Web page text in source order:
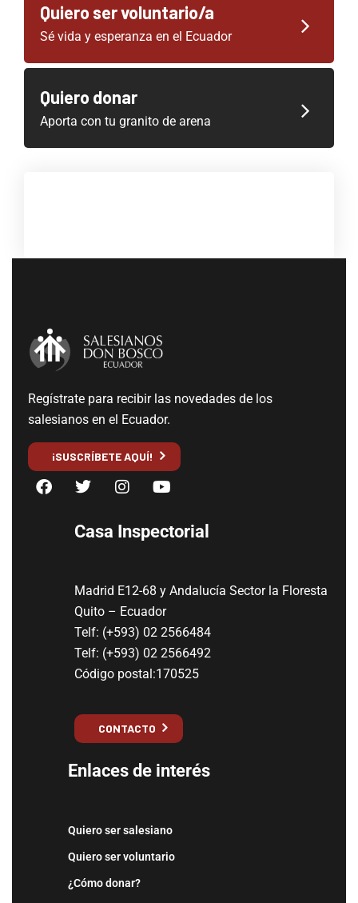
Quiero ser voluntario/a
Sé vida y esperanza en el Ecuador
Quiero donar
Aporta con tu granito de arena
Regístrate para recibir las novedades de los
salesianos en el Ecuador.
¡SUSCRÍBETE AQUÍ!
Casa Inspectorial
Madrid E12-68 y Andalucía Sector la Floresta
Quito – Ecuador
Telf: (+593) 02 2566484
Telf: (+593) 02 2566492
Código postal:170525
CONTACTO
Enlaces de interés
Quiero ser salesiano
Quiero ser voluntario
¿Cómo donar?